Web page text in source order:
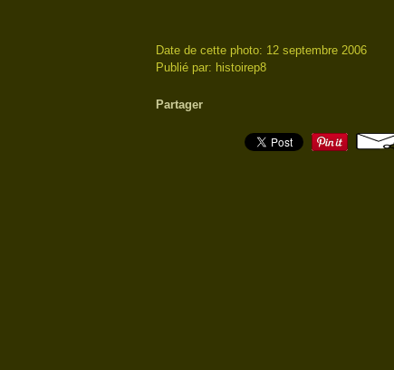
Date de cette photo: 12 septembre 2006
Publié par: histoirep8
Partager